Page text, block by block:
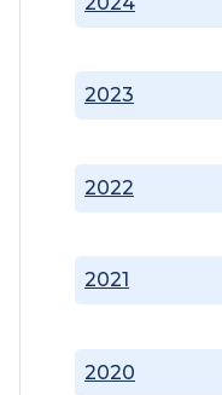
2020
2021
2022
2023